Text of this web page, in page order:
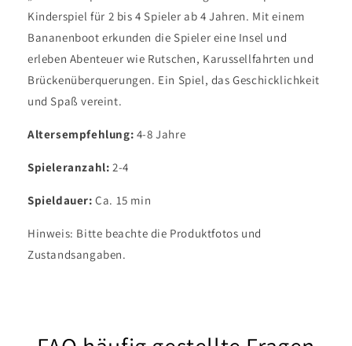
Kinderspiel für 2 bis 4 Spieler ab 4 Jahren. Mit einem
Bananenboot erkunden die Spieler eine Insel und
erleben Abenteuer wie Rutschen, Karussellfahrten und
Brückenüberquerungen. Ein Spiel, das Geschicklichkeit
und Spaß vereint.
Altersempfehlung: 4-8 Jahre
Spieleranzahl: 2-4
Spieldauer: Ca. 15 min
Hinweis: Bitte beachte die Produktfotos und
Zustandsangaben.